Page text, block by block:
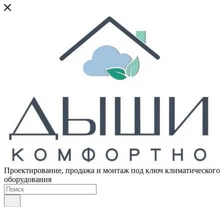
Проектирование, продажа и монтаж под ключ климатического
оборудования